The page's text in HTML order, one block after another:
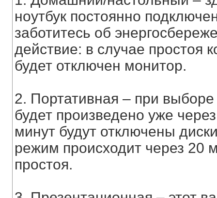
ноутбук постоянно
заботитесь об
действие: в случае простоя
будет отключен монитор.
2. Портативная – при
будет произведено уже
минут будут отключены
режим происходит через 20
простоя.